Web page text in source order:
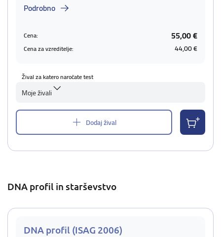
Podrobno
Cena: 55,00 €
Cena za vzreditelje: 44,00 €
Žival za katero naročate test
Moje živali
Dodaj žival
DNA profil in starševstvo
DNA profil (ISAG 2006)